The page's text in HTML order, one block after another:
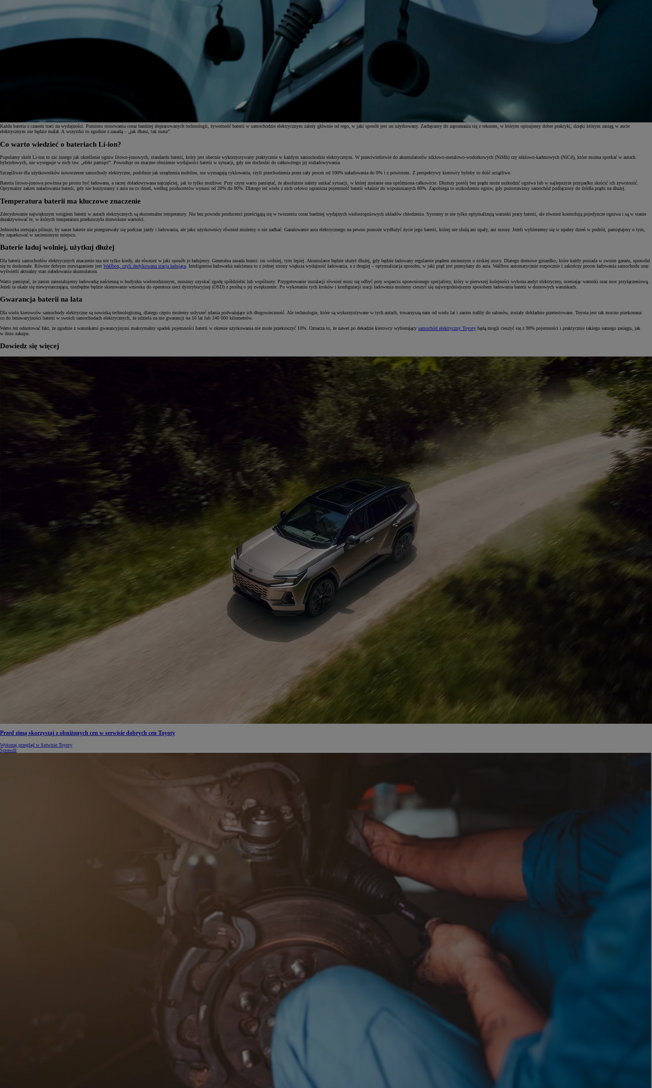
Yaris Cross
HYBRID
Każda bateria z czasem traci na wydajności. Pomimo stosowania coraz bardziej dopracowanych technologii, żywotność baterii w samochodzie elektrycznym zależy głównie od tego, w jaki sposób jest on użytkowany. Zachęcamy do zapoznania się z tekstem, w którym opisujemy dobre praktyki, dzięki którym zasięg w aucie
elektrycznym nie będzie malał. A wszystko to zgodnie z zasadą – „jak dbasz, tak masz”.
Co warto wiedzieć o bateriach Li-ion?
Popularny skrót Li-ion to nic innego jak określenie ogniw litowo-jonowych, standardu baterii, który jest obecnie wykorzystywany praktycznie w każdym samochodzie elektrycznym. W przeciwieństwie do akumulatorów niklowo-metalowo-wodorkowych (NiMh) czy niklowo-kadmowych (NiCd), które można spotkać w autach
hybrydowych, nie występuje w nich tzw. „efekt pamięci”. Powoduje on znaczne obniżenie wydajności baterii w sytuacji, gdy nie dochodzi do całkowitego jej rozładowywania.
Szczęśliwie dla użytkowników nowoczesne samochody elektryczne, podobnie jak urządzenia mobilne, nie wymagają cyklowania, czyli przechodzenia przez cały proces od 100% naładowania do 0% i z powrotem. Z perspektywy kierowcy byłoby to dość uciążliwe.
Bateria litowo-jonowa powinna po prostu być ładowana, a raczej doładowywana najczęściej, jak to tylko możliwe. Przy czym warto pamiętać, że absolutnie należy unikać sytuacji, w której zostanie ona opróżniona całkowicie. Dłuższy postój bez prądu może uszkodzić ogniwa lub w najlepszym przypadku skrócić ich żywotność.
Optymalny zakres naładowania baterii, gdy nie korzystamy z auta na co dzień, według producentów wynosi od 20% do 80%. Dlatego też wielu z nich celowo ogranicza pojemność baterii właśnie do wspomnianych 80%. Zapobiega to uszkodzeniu ogniw, gdy pozostawimy samochód podłączony do źródła prądu na dłużej.
Temperatura baterii ma kluczowe znaczenie
Zdecydowanie największym wrogiem baterii w autach elektrycznych są ekstremalne temperatury. Nie bez powodu producenci prześcigają się w tworzeniu coraz bardziej wydajnych wielostopniowych układów chłodzenia. Systemy te nie tylko optymalizują warunki pracy baterii, ale również kontrolują pojedyncze ogniwa i są w stanie
dezaktywować te, w których temperatura przekroczyła dozwolone wartości.
Jednostka sterująca pilnuje, by nasze baterie nie przegrzewały się podczas jazdy i ładowania, ale jako użytkownicy również możemy o nie zadbać. Garażowanie auta elektrycznego na pewno pomoże wydłużyć życie jego baterii, której nie służą ani upały, ani mrozy. Jeżeli wybierzemy się w upalny dzień w podróż, pamiętajmy o tym,
by zaparkować w zacienionym miejscu.
Baterie ładuj wolniej, użytkuj dłużej
Dla baterii samochodów elektrycznych znaczenie ma nie tylko kiedy, ale również w jaki sposób je ładujemy. Generalna zasada brzmi: im wolniej, tym lepiej. Akumulator będzie służył dłużej, gdy będzie ładowany regularnie prądem zmiennym o niskiej mocy. Dlatego domowe gniazdko, które każdy posiada w swoim garażu, sprawdzi
się tu doskonale. Równie dobrym rozwiązaniem jest Wallbox, czyli dedykowana stacja ładująca . Inteligentna ładowarka naścienna to z jednej strony większa wydajność ładowania, a z drugiej – optymalizacja sposobu, w jaki prąd jest przesyłany do auta. Wallbox automatycznie rozpocznie i zakończy proces ładowania samochodu oraz
wyświetli aktualny stan naładowania akumulatora.
Warto pamiętać, że zanim zainstalujemy ładowarkę naścienną w budynku wielorodzinnym, musimy uzyskać zgodę spółdzielni lub wspólnoty. Przygotowanie instalacji również musi się odbyć przy wsparciu uprawnionego specjalisty, który w pierwszej kolejności wykona audyt elektryczny, oceniając warunki oraz moc przyłączeniową.
Jeżeli ta okaże się niewystarczająca, niezbędne będzie skierowanie wniosku do operatora sieci dystrybucyjnej (OSD) z prośbą o jej zwiększenie. Po wykonaniu tych kroków i konfiguracji stacji ładowania możemy cieszyć się najwygodniejszym sposobem ładowania baterii w domowych warunkach.
Gwarancja baterii na lata
Dla wielu kierowców samochody elektryczne są nowinką technologiczną, dlatego często możemy usłyszeć zdania podważające ich długowieczność. Ale technologie, które są wykorzystywane w tych autach, towarzyszą nam od wielu lat i zanim trafiły do salonów, zostały dokładnie przetestowane. Toyota jest tak mocno przekonana
co do bezawaryjności baterii w swoich samochodach elektrycznych, że udziela na nie gwarancji na 10 lat lub 240 000 kilometrów.
Warto też odnotować fakt, że zgodnie z warunkami gwarancyjnymi maksymalny spadek pojemności baterii w okresie użytkowania nie może przekroczyć 10%. Oznacza to, że nawet po dekadzie kierowcy wybierający samochód elektryczny Toyoty będą mogli cieszyć się z 90% pojemności i praktycznie takiego samego zasięgu, jak
w dniu zakupu.
Dowiedz się więcej
Przed zimą skorzystaj z obniżonych cen w serwisie dobrych cen Toyoty
Wykonaj przegląd w Serwisie Toyoty
Sprawdź